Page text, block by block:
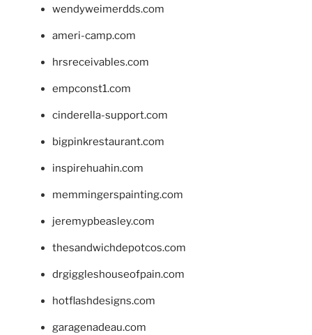
wendyweimerdds.com
ameri-camp.com
hrsreceivables.com
empconst1.com
cinderella-support.com
bigpinkrestaurant.com
inspirehuahin.com
memmingerspainting.com
jeremypbeasley.com
thesandwichdepotcos.com
drgiggleshouseofpain.com
hotflashdesigns.com
garagenadeau.com